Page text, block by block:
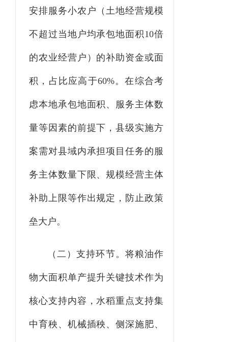
安排服务小农户 （土地经营规模
不超过当地户均承包地面积10倍
的农业经营户 ）的补助资金或面
积 ， 占比应高于60%。在综合考
虑本地承包地面积、服务主体数
量等因素的前提下 ，县级实施方
案需对县域内承担项目任务的服
务主体数量下限、规模经营主体
补助上限等作出规定，防止政策
垒大户。
（二）支持环节。 将粮油作
物大面积单产提升关键技术作为
核心支持内容 ，水稻重点支持集
中育秧、机械插秧、侧深施肥、